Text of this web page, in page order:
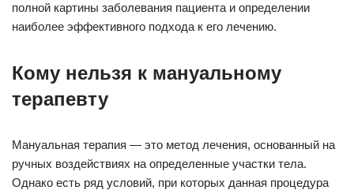
полной картины заболевания пациента и определении
наиболее эффективного подхода к его лечению.
Кому нельзя к мануальному
терапевту
Мануальная терапия — это метод лечения, основанный на
ручных воздействиях на определенные участки тела.
Однако есть ряд условий, при которых данная процедура